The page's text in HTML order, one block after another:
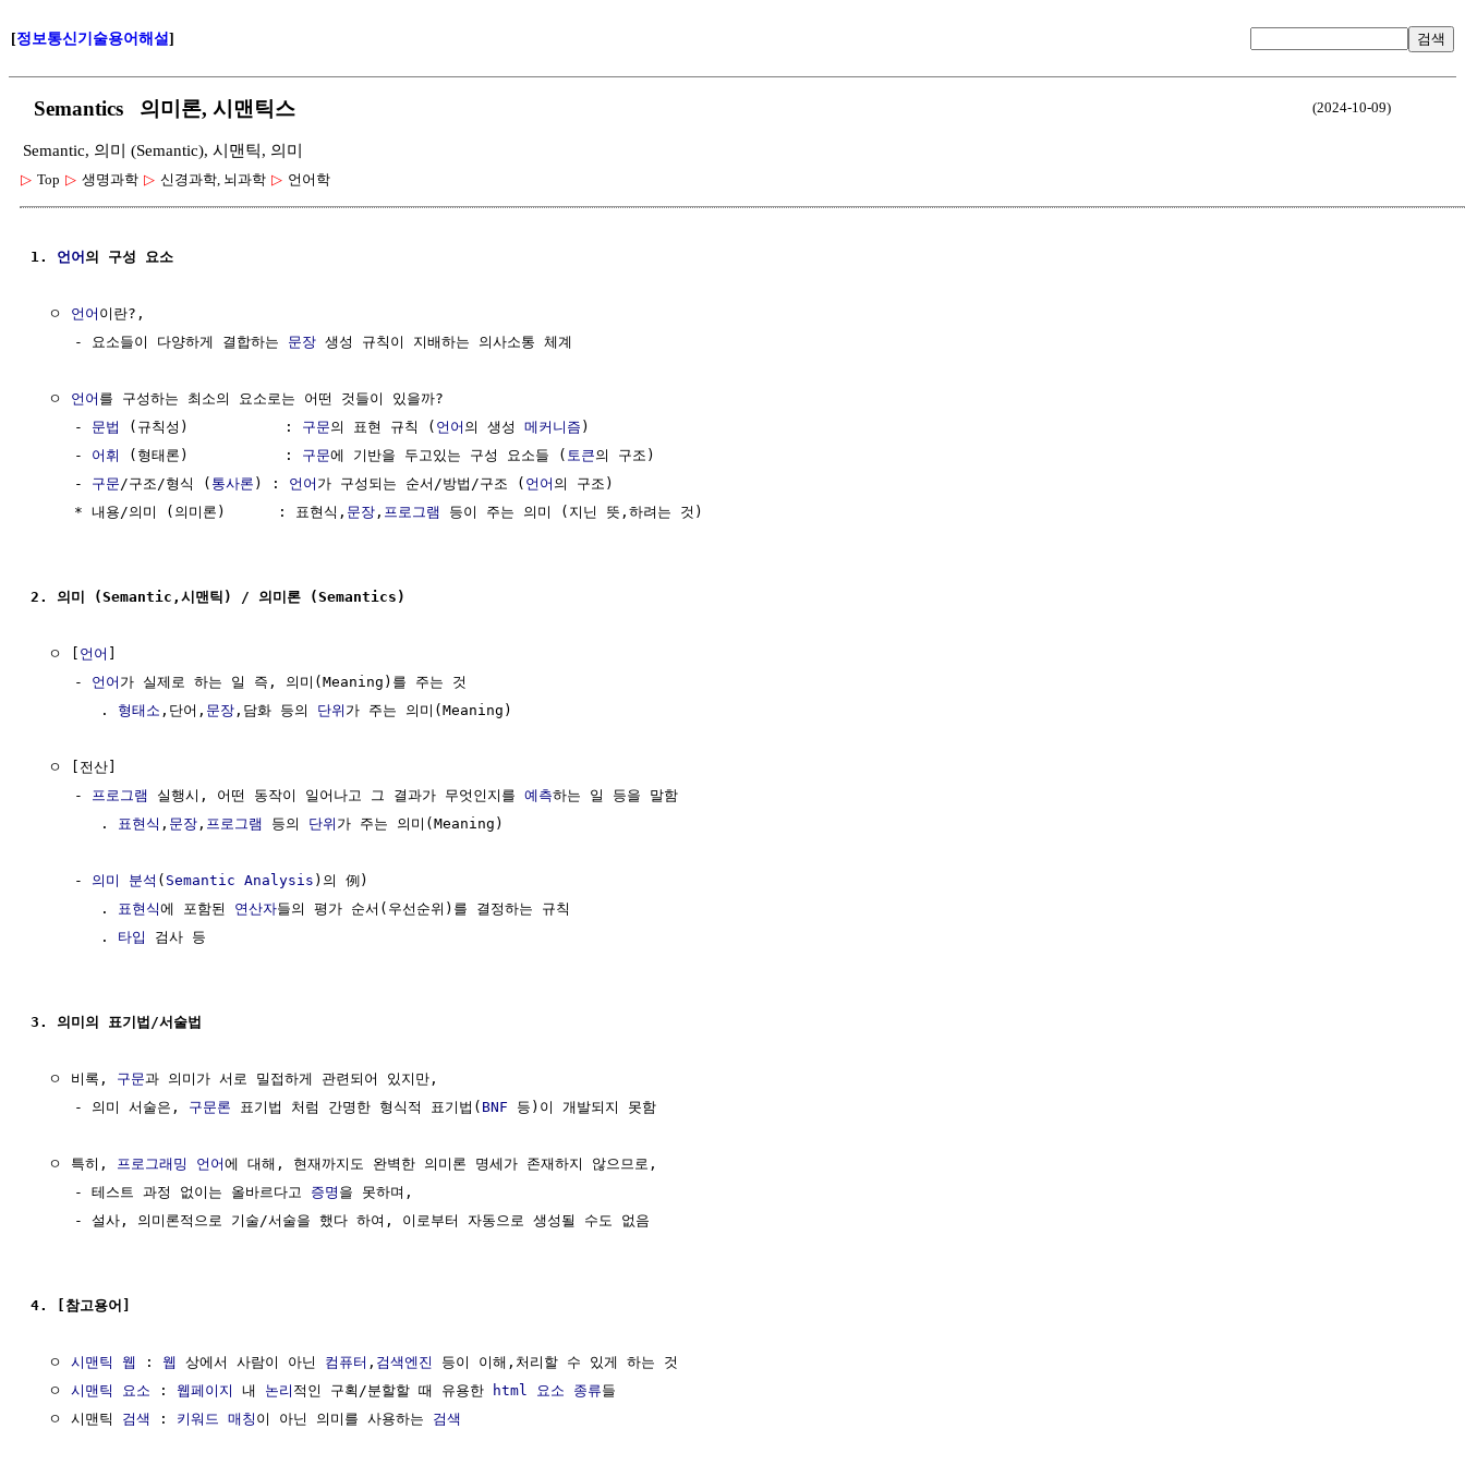
[정보통신기술용어해설] 검색
Semantics 의미론, 시맨틱스 (2024-10-09)
Semantic, 의미 (Semantic), 시맨틱, 의미
▷ Top ▷ 생명과학 ▷ 신경과학, 뇌과학 ▷ 언어학
1. 언어의 구성 요소
  ㅇ
언어 이란?,
     - 요소들이 다양하게 결합하는
문장 생성 규칙이 지배하는 의사소통 체계
  ㅇ
언어 를 구성하는 최소의 요소로는 어떤 것들이 있을까?
     -
문법 (규칙성)           : 구문의 표현 규칙 ( 언어 의 생성 메커니즘 )
     -
어휘 (형태론)           : 구문에 기반을 두고있는 구성 요소들 ( 토큰의 구조)
     -
구문 /구조/형식 ( 통사론 ) : 언어 가 구성되는 순서/방법/구조 ( 언어 의 구조)
     * 내용/의미 (의미론)      : 표현식,
문장 , 프로그램 등이 주는 의미 (지닌 뜻,하려는 것)
2. 의미 (Semantic,시맨틱) / 의미론 (Semantics)
  ㅇ [
언어 ]
     -
언어 가 실제로 하는 일 즉, 의미(Meaning)를 주는 것
        .
형태소 ,단어, 문장 ,담화 등의 단위 가 주는 의미(Meaning)
  ㅇ [전산]
     -
프로그램 실행시, 어떤 동작이 일어나고 그 결과가 무엇인지를 예측하는 일 등을 말함
        .
표현식 , 문장 , 프로그램 등의 단위 가 주는 의미(Meaning)
     -
의미 분석 ( Semantic Analysis )의 例)
        .
표현식에 포함된 연산자들의 평가 순서(우선순위)를 결정하는 규칙
        .
타입 검사 등
3. 의미의 표기법/서술법
  ㅇ 비록,
구문과 의미가 서로 밀접하게 관련되어 있지만,
     - 의미 서술은,
구문론 표기법 처럼 간명한 형식적 표기법( BNF 등)이 개발되지 못함
  ㅇ 특히,
프로그래밍 언어에 대해, 현재까지도 완벽한 의미론 명세가 존재하지 않으므로,
     - 테스트 과정 없이는 올바르다고
증명 을 못하며,
     - 설사, 의미론적으로 기술/서술을 했다 하여, 이로부터 자동으로 생성될 수도 없음
4. [참고용어]
  ㅇ
시맨틱 웹 : 웹 상에서 사람이 아닌 컴퓨터 , 검색엔진
등이 이해,처리할 수 있게 하는 것
  ㅇ
시맨틱 요소 : 웹페이지 내 논리 적인 구획/분할할 때 유용한 html 요소 종류들
  ㅇ 시맨틱
검색 : 키워드 매칭 이 아닌 의미를 사용하는 검색